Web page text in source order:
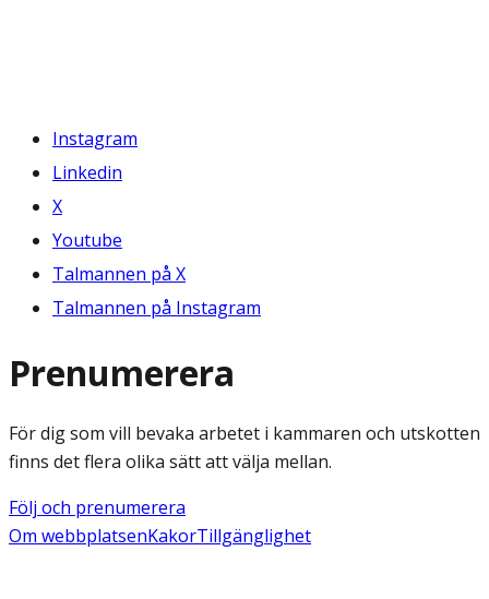
Instagram
Linkedin
X
Youtube
Talmannen på X
Talmannen på Instagram
Prenumerera
För dig som vill bevaka arbetet i kammaren och utskotten
finns det flera olika sätt att välja mellan.
Följ och prenumerera
Om webbplatsenKakorTillgänglighet